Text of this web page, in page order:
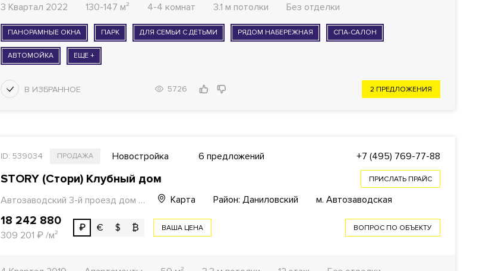
3 Квартал 2022 130-147 м² 4-4 комнат 3.1 м потолки Без отделки
ПАНОРАМНЫЕ ОКНА ПАРК ДЛЯ СЕМЬИ С ДЕТЬМИ РЯДОМ НАБЕРЕЖНАЯ СПА-САЛОН
АВТОМОЙКА ЕЩЕ +
5726 2 ПРЕДЛОЖЕНИЯ
ID: 539034 ПРОДАЖА Новостройка 6 предложений +7 (495) 769-77-88
ПРИСЛАТЬ ПРАЙС
STORY (Стори) Клубный дом
Автозаводский 3-й проезд дом 13 Карта Район: Даниловский м. Автозаводская
18 242 880
309 201₽ /м²
₽ € $ ₿ ВАША ЦЕНА ВОПРОС ПО ОБЪЕКТУ